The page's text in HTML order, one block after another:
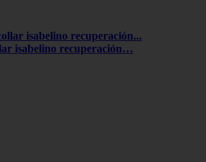
isabelino recuperación…